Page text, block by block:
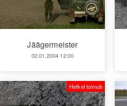
Jäägermeister
02.01.2004 12:00
Hetkel toimub